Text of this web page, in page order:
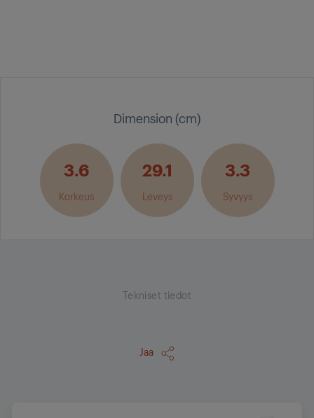
Dimension (cm)
3.6
Korkeus
29.1
Leveys
3.3
Syvyys
Tekniset tiedot
Jaa